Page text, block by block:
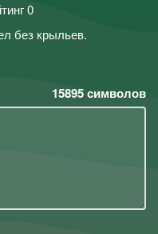
0
без крыльев.
15895символов